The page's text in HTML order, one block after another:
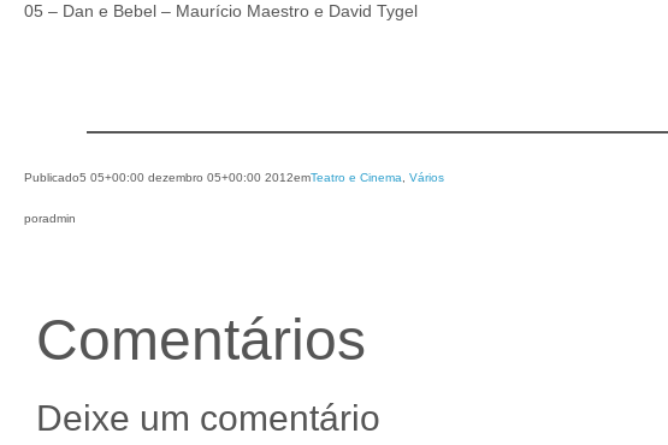
05 – Dan e Bebel – Maurício Maestro e David Tygel
Publicado5 05+00:00 dezembro 05+00:00 2012emTeatro e Cinema Vários
poradmin
Comentários
Deixe um comentário